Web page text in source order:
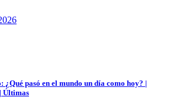
¿Qué pasó en el mundo un día como hoy? |
Últimas